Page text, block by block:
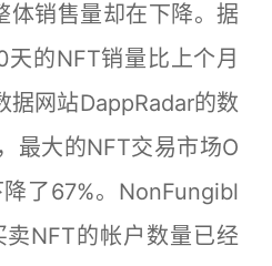
销售量却在下降。据
的NFT销量比上个月
据网站DappRadar的数
最大的NFT交易市场O
了67%。NonFungibl
NFT的帐户数量已经